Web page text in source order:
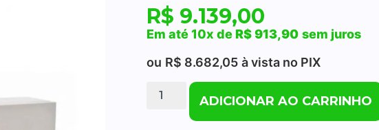
R$ 9.139,00
Em até 10x deR$913,90 sem juros
ou R$ 8.682,05 à vista no PIX
ADICIONAR AO CARRINHO